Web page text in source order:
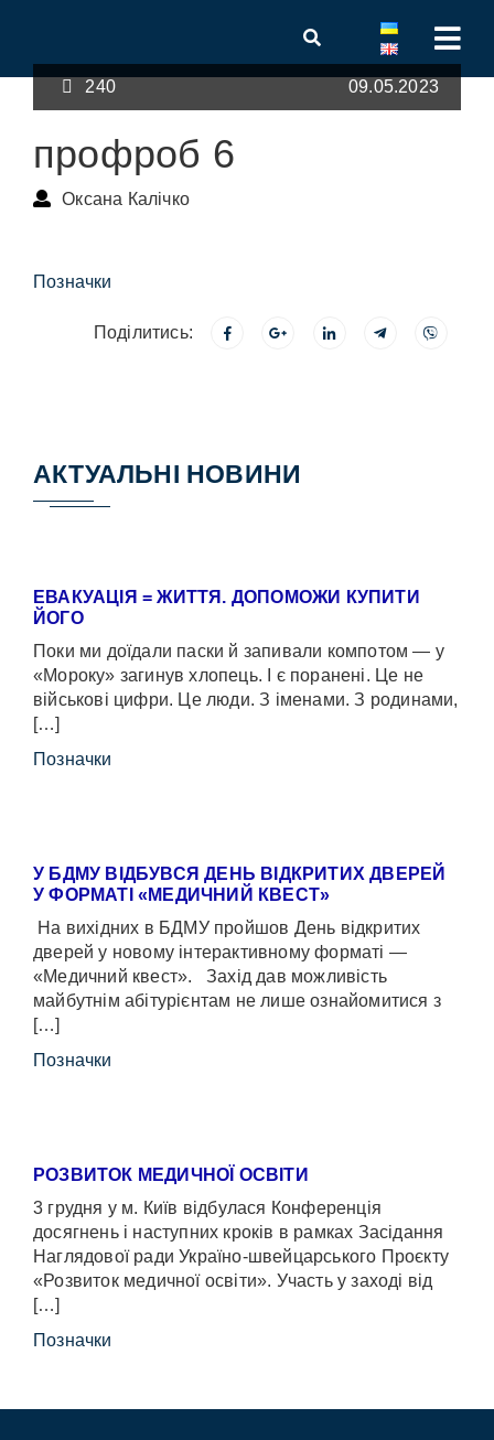
240 09.05.2023
профроб 6
Оксана Калічко
Позначки
Поділитись:
АКТУАЛЬНІ НОВИНИ
ЕВАКУАЦІЯ = ЖИТТЯ. ДОПОМОЖИ КУПИТИ
ЙОГО
Поки ми доїдали паски й запивали компотом — у
«Мороку» загинув хлопець. І є поранені. Це не
військові цифри. Це люди. З іменами. З родинами,
[…]
Позначки
У БДМУ ВІДБУВСЯ ДЕНЬ ВІДКРИТИХ ДВЕРЕЙ
У ФОРМАТІ «МЕДИЧНИЙ КВЕСТ»
На вихідних в БДМУ пройшов День відкритих
дверей у новому інтерактивному форматі —
«Медичний квест». Захід дав можливість
майбутнім абітурієнтам не лише ознайомитися з
[…]
Позначки
РОЗВИТОК МЕДИЧНОЇ ОСВІТИ
3 грудня у м. Київ відбулася Конференція
досягнень і наступних кроків в рамках Засідання
Наглядової ради Україно-швейцарського Проєкту
«Розвиток медичної освіти». Участь у заході від
[…]
Позначки